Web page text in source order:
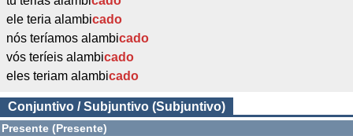
ele teria alambicado
nós teríamos alambicado
vós teríeis alambicado
eles teriam alambicado
Conjuntivo / Subjuntivo (Subjuntivo)
Presente (Presente)